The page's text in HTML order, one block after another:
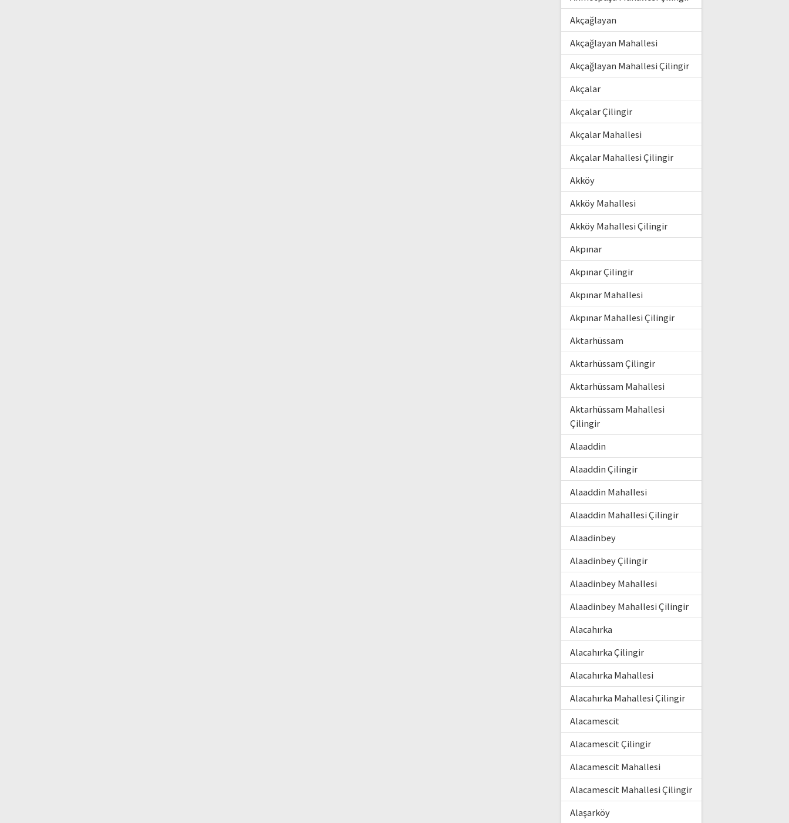
Akçağlayan
Akçağlayan Mahallesi
Akçağlayan Mahallesi Çilingir
Akçalar
Akçalar Çilingir
Akçalar Mahallesi
Akçalar Mahallesi Çilingir
Akköy
Akköy Mahallesi
Akköy Mahallesi Çilingir
Akpınar
Akpınar Çilingir
Akpınar Mahallesi
Akpınar Mahallesi Çilingir
Aktarhüssam
Aktarhüssam Çilingir
Aktarhüssam Mahallesi
Aktarhüssam Mahallesi
Çilingir
Alaaddin
Alaaddin Çilingir
Alaaddin Mahallesi
Alaaddin Mahallesi Çilingir
Alaadinbey
Alaadinbey Çilingir
Alaadinbey Mahallesi
Alaadinbey Mahallesi Çilingir
Alacahırka
Alacahırka Çilingir
Alacahırka Mahallesi
Alacahırka Mahallesi Çilingir
Alacamescit
Alacamescit Çilingir
Alacamescit Mahallesi
Alacamescit Mahallesi Çilingir
Alaşarköy